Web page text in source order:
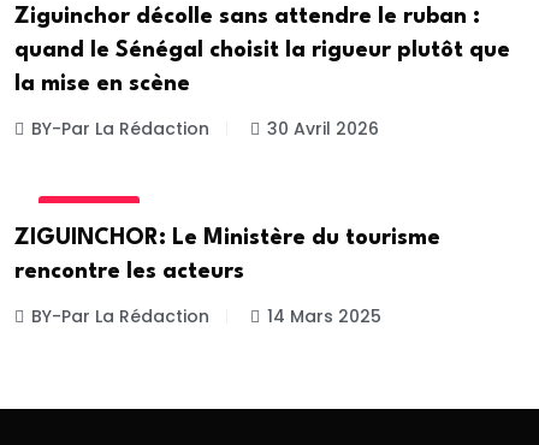
Ziguinchor décolle sans attendre le ruban :
quand le Sénégal choisit la rigueur plutôt que
la mise en scène
BY-Par La Rédaction 30 Avril 2026
ZIGUINCHOR: Le Ministère du tourisme
rencontre les acteurs
BY-Par La Rédaction 14 Mars 2025